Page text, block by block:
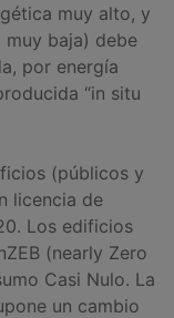
muy alto, y
muy baja) debe
por energía
“in situ
(públicos y
licencia de
Los edificios
(nearly Zero
Casi Nulo. La
un cambio